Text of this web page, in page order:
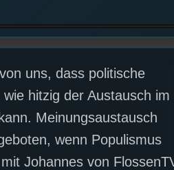
uns, dass politische
hitzig der Austausch im
Meinungsaustausch
wenn Populismus
Johannes von